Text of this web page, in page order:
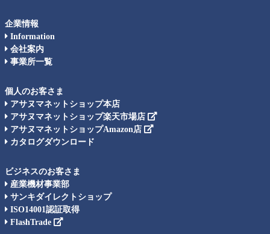
企業情報
Information
会社案内
事業所一覧
個人のお客さま
アサヌマネットショップ本店
アサヌマネットショップ楽天市場店
アサヌマネットショップAmazon店
カタログダウンロード
ビジネスのお客さま
産業機材事業部
サンキダイレクトショップ
ISO14001認証取得
FlashTrade